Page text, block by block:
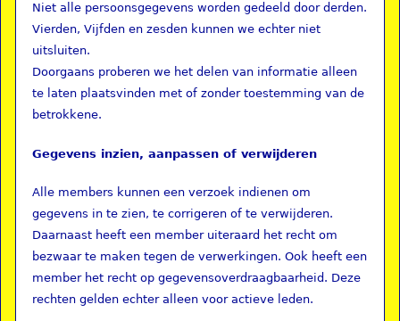
Niet alle persoonsgegevens worden gedeeld door derden.
Vierden, Vijfden en zesden kunnen we echter niet
uitsluiten.
Doorgaans proberen we het delen van informatie alleen
te laten plaatsvinden met of zonder toestemming van de
betrokkene.
Gegevens inzien, aanpassen of verwijderen
Alle members kunnen een verzoek indienen om
gegevens in te zien, te corrigeren of te verwijderen.
Daarnaast heeft een member uiteraard het recht om
bezwaar te maken tegen de verwerkingen. Ook heeft een
member het recht op gegevensoverdraagbaarheid. Deze
rechten gelden echter alleen voor actieve leden.